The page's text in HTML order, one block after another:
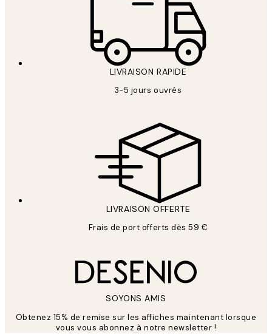
LIVRAISON RAPIDE
3-5 jours ouvrés
LIVRAISON OFFERTE
Frais de port offerts dès 59 €
SOYONS AMIS
Obtenez 15% de remise sur les affiches maintenant lorsque
vous vous abonnez à notre newsletter !